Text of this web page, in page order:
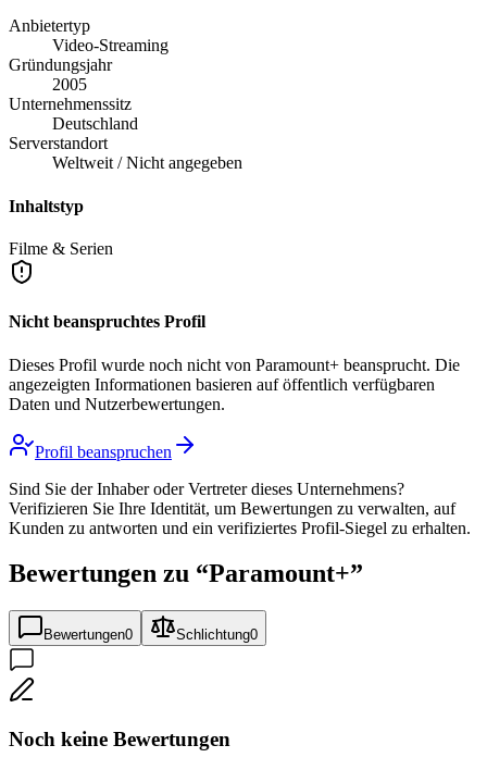
Anbietertyp
Video-Streaming
Gründungsjahr
2005
Unternehmenssitz
Deutschland
Serverstandort
Weltweit / Nicht angegeben
Inhaltstyp
Filme & Serien
Nicht beanspruchtes Profil
Dieses Profil wurde noch nicht von Paramount+ beansprucht. Die
angezeigten Informationen basieren auf öffentlich verfügbaren
Daten und Nutzerbewertungen.
Profil beanspruchen
Sind Sie der Inhaber oder Vertreter dieses Unternehmens?
Verifizieren Sie Ihre Identität, um Bewertungen zu verwalten, auf
Kunden zu antworten und ein verifiziertes Profil-Siegel zu erhalten.
Bewertungen zu “Paramount+”
Bewertungen0 Schlichtung0
Noch keine Bewertungen